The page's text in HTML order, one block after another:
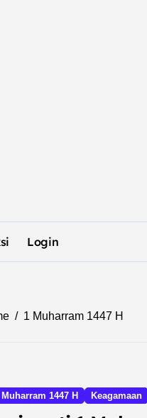
Login
1 Muharram 1447 H
1447 H Keagamaan